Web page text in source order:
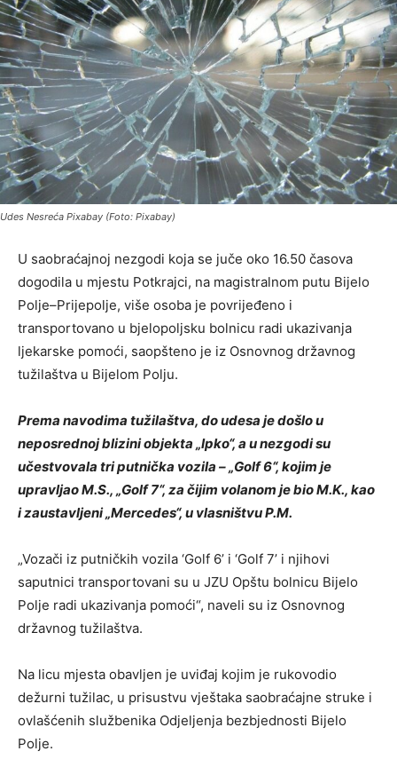
Udes Nesreća Pixabay (Foto: Pixabay)
U saobraćajnoj nezgodi koja se juče oko 16.50 časova
dogodila u mjestu Potkrajci, na magistralnom putu Bijelo
Polje–Prijepolje, više osoba je povrijeđeno i
transportovano u bjelopoljsku bolnicu radi ukazivanja
ljekarske pomoći, saopšteno je iz Osnovnog državnog
tužilaštva u Bijelom Polju.
Prema navodima tužilaštva, do udesa je došlo u
neposrednoj blizini objekta „Ipko“, a u nezgodi su
učestvovala tri putnička vozila – „Golf 6“, kojim je
upravljao M.S., „Golf 7“, za čijim volanom je bio M.K., kao
i zaustavljeni „Mercedes“, u vlasništvu P.M.
„Vozači iz putničkih vozila ‘Golf 6’ i ‘Golf 7’ i njihovi
saputnici transportovani su u JZU Opštu bolnicu Bijelo
Polje radi ukazivanja pomoći“, naveli su iz Osnovnog
državnog tužilaštva.
Na licu mjesta obavljen je uviđaj kojim je rukovodio
dežurni tužilac, u prisustvu vještaka saobraćajne struke i
ovlašćenih službenika Odjeljenja bezbjednosti Bijelo
Polje.